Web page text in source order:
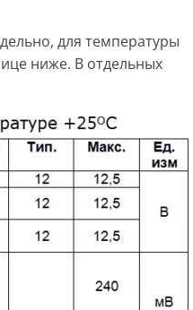
для температуры
ниже. В отдельных